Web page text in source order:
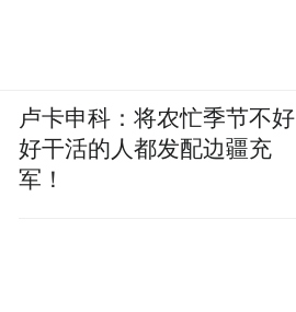
卢卡申科：将农忙季节不好
好干活的人都发配边疆充
军！